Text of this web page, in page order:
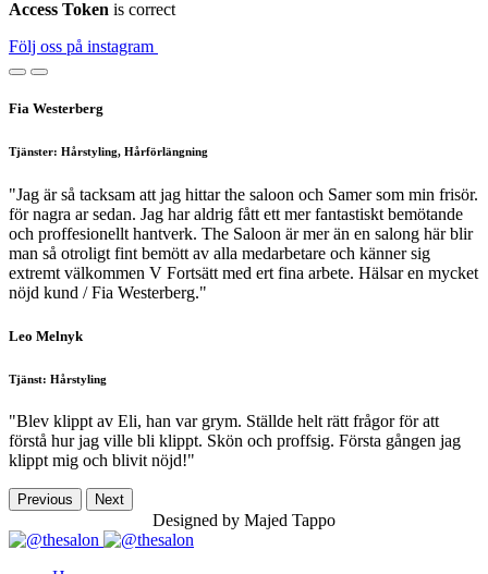
Access Token is correct
Följ oss på instagram
Fia Westerberg
Tjänster: Hårstyling, Hårförlängning
"Jag är så tacksam att jag hittar the saloon och Samer som min frisör.
för nagra ar sedan. Jag har aldrig fått ett mer fantastiskt bemötande
och proffesionellt hantverk. The Saloon är mer än en salong här blir
man så otroligt fint bemött av alla medarbetare och känner sig
extremt välkommen V Fortsätt med ert fina arbete. Hälsar en mycket
nöjd kund / Fia Westerberg."
Leo Melnyk
Tjänst: Hårstyling
"Blev klippt av Eli, han var grym. Ställde helt rätt frågor för att
förstå hur jag ville bli klippt. Skön och proffsig. Första gången jag
klippt mig och blivit nöjd!"
Previous Next
Designed by Majed Tappo